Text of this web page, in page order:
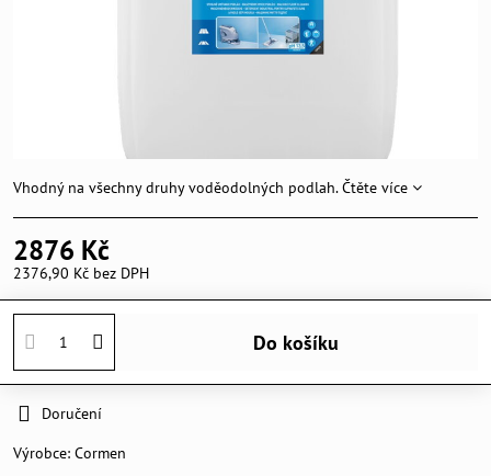
Vhodný na všechny druhy voděodolných podlah.Čtěte více
2876 Kč
2376,90 Kč bez DPH
Do košíku
Doručení
Výrobce: Cormen